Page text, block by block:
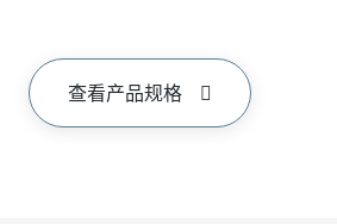
查看产品规格